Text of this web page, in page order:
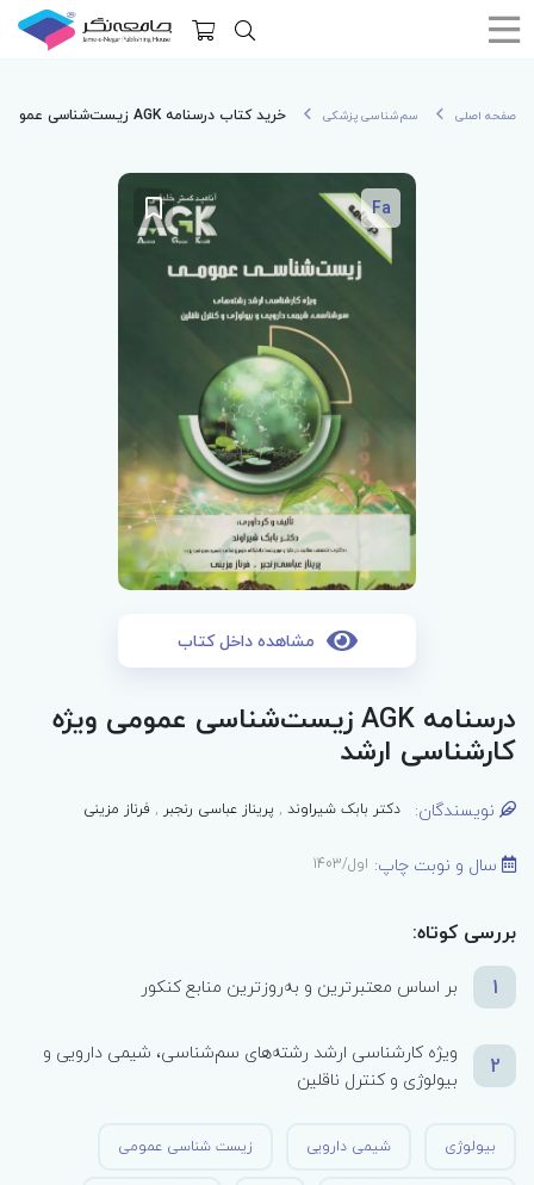
صفحه اصلی سم‌شناسی پزشکی خرید کتاب درسنامه AGK زیست‌شناسی عمومی ویژه کارشناسی ارشد
Fa
مشاهده داخل کتاب
درسنامه AGK زیست‌شناسی عمومی ویژه
کارشناسی ارشد
نویسندگان: دکتر بابک شیراوند , پریناز عباسی رنجبر ,فرناز مزینی
سال و نوبت چاپ: اول/1403
بررسی کوتاه:
1
بر اساس معتبرترین و به‌روزترین منابع کنکور
2
ویژه کارشناسی ارشد رشته‌های سم‌شناسی، شیمی دارویی و
بیولوژی و کنترل ناقلین
بیولوژی شیمی دارویی زیست شناسی عمومی